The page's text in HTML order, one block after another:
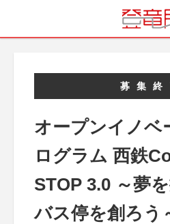
募集終
オープンイノベ
ログラム 西鉄
STOP 3.0 ～夢
バス停を創ろう